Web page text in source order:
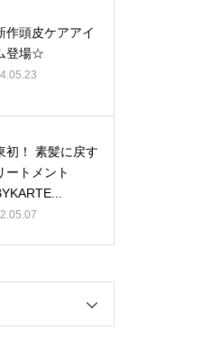
頭皮ケアアイ
登場☆
初！ 素髪に戻す
ートメント